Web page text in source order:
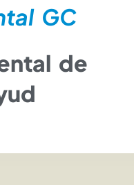
GC
de